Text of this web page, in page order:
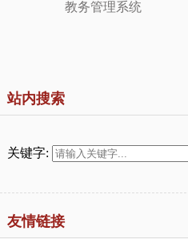
教务管理系统
站内搜索
关键字:
友情链接